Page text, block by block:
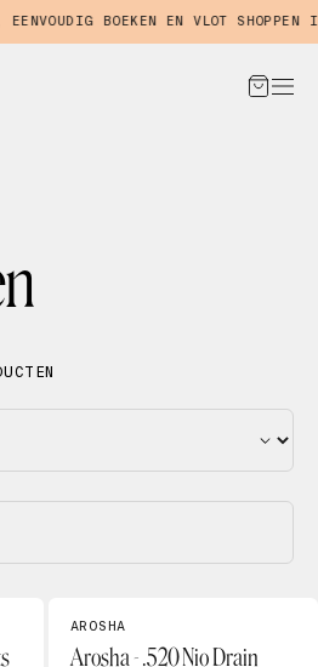
BOEKEN EN VLOT SHOPPEN IN
AROSHA
Arosha - .520 Nio Drain